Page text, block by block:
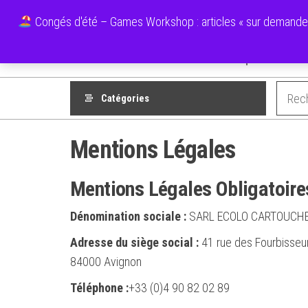
Congés d'été – Games Workshop : articles « sur
Ecolo Cartouche
Catégories
Mentions Légales
Mentions Légales
Dénomination sociale : SARL ECOLO
Adresse du siège social : 41 rue des
84000 Avignon
Téléphone :+33 (0)4 90 82 02 89